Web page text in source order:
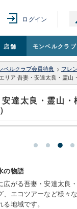
ログイン
店舗 モンベルクラブ
ベルクラブ会員特典 > フレ
リア 吾妻・安達太良・霊山
達太良・霊山
の物語
がる吾妻・安達太良
エコツアーなど様々
地域です。